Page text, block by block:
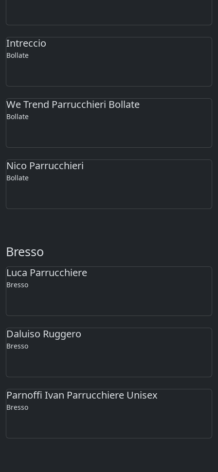
Intreccio
Bollate
We Trend Parrucchieri Bollate
Bollate
Nico Parrucchieri
Bollate
Bresso
Luca Parrucchiere
Bresso
Daluiso Ruggero
Bresso
Parnoffi Ivan Parrucchiere Unisex
Bresso